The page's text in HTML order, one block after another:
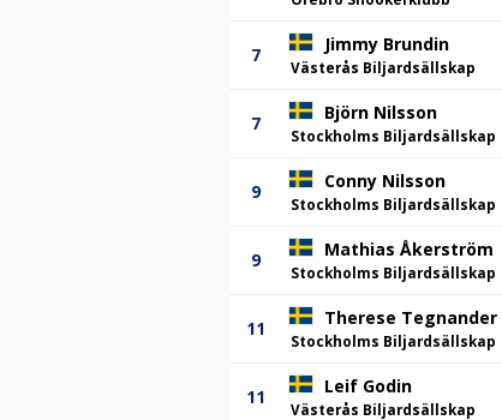
7 Jimmy Brundin
Västerås Biljardsällskap
7 Björn Nilsson
Stockholms Biljardsällskap
9 Conny Nilsson
Stockholms Biljardsällskap
9 Mathias Åkerström
Stockholms Biljardsällskap
11 Therese Tegnander
Stockholms Biljardsällskap
11 Leif Godin
Västerås Biljardsällskap